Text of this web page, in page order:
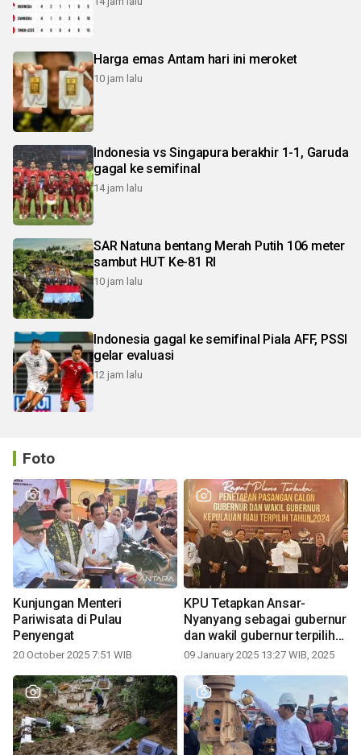
Harga emas Antam hari ini meroket
10 jam lalu
Indonesia vs Singapura berakhir 1-1, Garuda
gagal ke semifinal
14 jam lalu
SAR Natuna bentang Merah Putih 106 meter
sambut HUT Ke-81 RI
10 jam lalu
Indonesia gagal ke semifinal Piala AFF, PSSI
gelar evaluasi
12 jam lalu
Foto
Kunjungan Menteri
Pariwisata di Pulau
Penyengat
20 October 2025 7:51 WIB
KPU Tetapkan Ansar-
Nyanyang sebagai gubernur
dan wakil gubernur terpilih
periode 2025-2030
09 January 2025 13:27 WIB, 2025